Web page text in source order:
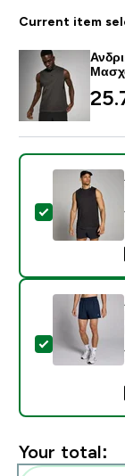
Current item
Select
Select this
Your total: